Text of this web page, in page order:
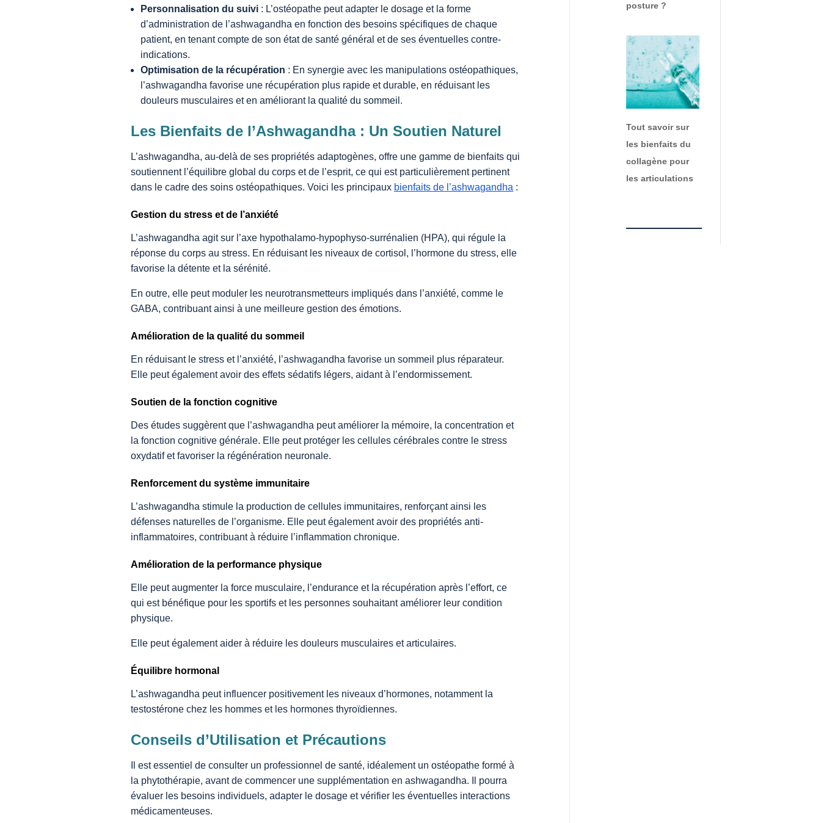
Personnalisation du suivi : L’ostéopathe peut adapter le dosage et la forme
d’administration de l’ashwagandha en fonction des besoins spécifiques de chaque
patient, en tenant compte de son état de santé général et de ses éventuelles contre-
indications.
Optimisation de la récupération : En synergie avec les manipulations ostéopathiques,
l’ashwagandha favorise une récupération plus rapide et durable, en réduisant les
douleurs musculaires et en améliorant la qualité du sommeil.
Les Bienfaits de l’Ashwagandha : Un Soutien Naturel
L’ashwagandha, au-delà de ses propriétés adaptogènes, offre une gamme de bienfaits qui
soutiennent l’équilibre global du corps et de l’esprit, ce qui est particulièrement pertinent
dans le cadre des soins ostéopathiques. Voici les principaux bienfaits de l’ashwagandha :
Gestion du stress et de l’anxiété
L’ashwagandha agit sur l’axe hypothalamo-hypophyso-surrénalien (HPA), qui régule la
réponse du corps au stress. En réduisant les niveaux de cortisol, l’hormone du stress, elle
favorise la détente et la sérénité.
En outre, elle peut moduler les neurotransmetteurs impliqués dans l’anxiété, comme le
GABA, contribuant ainsi à une meilleure gestion des émotions.
Amélioration de la qualité du sommeil
En réduisant le stress et l’anxiété, l’ashwagandha favorise un sommeil plus réparateur.
Elle peut également avoir des effets sédatifs légers, aidant à l’endormissement.
Soutien de la fonction cognitive
Des études suggèrent que l’ashwagandha peut améliorer la mémoire, la concentration et
la fonction cognitive générale. Elle peut protéger les cellules cérébrales contre le stress
oxydatif et favoriser la régénération neuronale.
Renforcement du système immunitaire
L’ashwagandha stimule la production de cellules immunitaires, renforçant ainsi les
défenses naturelles de l’organisme. Elle peut également avoir des propriétés anti-
inflammatoires, contribuant à réduire l’inflammation chronique.
Amélioration de la performance physique
Elle peut augmenter la force musculaire, l’endurance et la récupération après l’effort, ce
qui est bénéfique pour les sportifs et les personnes souhaitant améliorer leur condition
physique.
Elle peut également aider à réduire les douleurs musculaires et articulaires.
Équilibre hormonal
L’ashwagandha peut influencer positivement les niveaux d’hormones, notamment la
testostérone chez les hommes et les hormones thyroïdiennes.
Conseils d’Utilisation et Précautions
Il est essentiel de consulter un professionnel de santé, idéalement un ostéopathe formé à
la phytothérapie, avant de commencer une supplémentation en ashwagandha. Il pourra
évaluer les besoins individuels, adapter le dosage et vérifier les éventuelles interactions
médicamenteuses.
posture ?
Tout savoir sur
les bienfaits du
collagène pour
les articulations